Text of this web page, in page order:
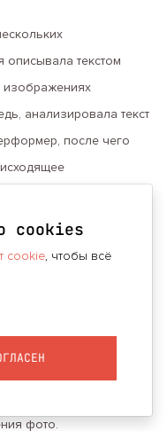
описывала текстом
изображениях
анализировала текст
после чего
телевизор.
и фотографии
под перформанс. Всем
написал сам автор
воедино. Для
программа Silly
довольно быстро:
фото.
cookies
cookie, чтобы всё